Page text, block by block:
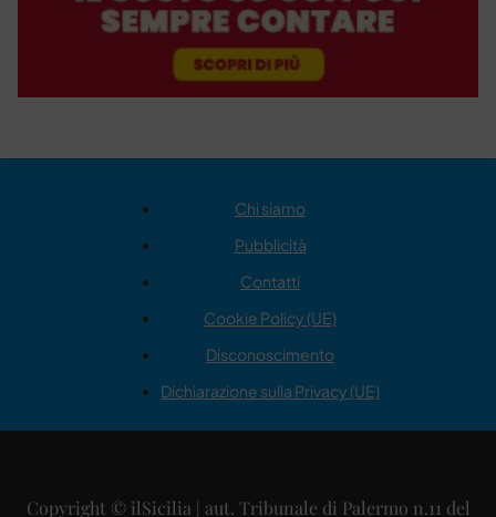
Chi siamo
Pubblicità
Contatti
Cookie Policy (UE)
Disconoscimento
Dichiarazione sulla Privacy (UE)
Copyright © ilSicilia | aut. Tribunale di Palermo n.11 del